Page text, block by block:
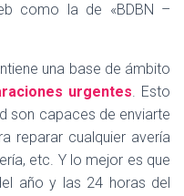
como la de «BDBN –
una base de ámbito
urgentes. Esto
son capaces de enviarte
reparar cualquier avería
etc. Y lo mejor es que
año y las 24 horas del